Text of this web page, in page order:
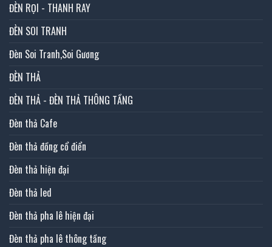
ĐÈN RỌI - THANH RAY
ĐÈN SOI TRANH
Đèn Soi Tranh,Soi Gương
ĐÈN THẢ
ĐÈN THẢ - ĐÈN THẢ THÔNG TẦNG
Đèn thả Cafe
Đèn thả đồng cổ điển
Đèn thả hiện đại
Đèn thả led
Đèn thả pha lê hiện đại
Đèn thả pha lê thông tầng